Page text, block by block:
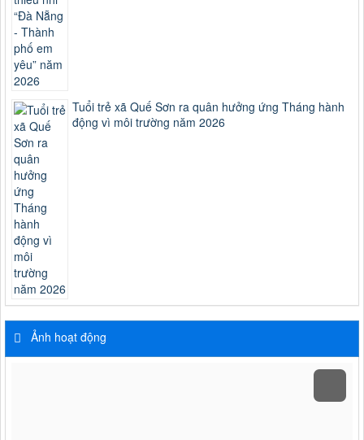
Tuổi trẻ xã Quế Sơn ra quân hưởng ứng Tháng hành
động vì môi trường năm 2026
Ảnh hoạt động